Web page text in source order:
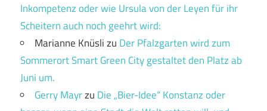
Inkompetenz oder wie Ursula von der Leyen für ihr
Scheitern auch noch geehrt wird:
Marianne Knüslizu Der Pfalzgarten wird zum
Sommerort Smart Green City gestaltet den Platz ab
Juni um.
Gerry Mayrzu Die „Bier-Idee“ Konstanz oder